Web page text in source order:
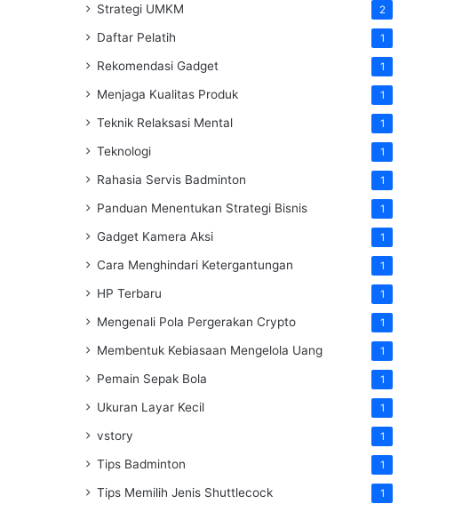
Strategi UMKM 2
Daftar Pelatih 1
Rekomendasi Gadget 1
Menjaga Kualitas Produk 1
Teknik Relaksasi Mental 1
Teknologi 1
Rahasia Servis Badminton 1
Panduan Menentukan Strategi Bisnis 1
Gadget Kamera Aksi 1
Cara Menghindari Ketergantungan 1
HP Terbaru 1
Mengenali Pola Pergerakan Crypto 1
Membentuk Kebiasaan Mengelola Uang 1
Pemain Sepak Bola 1
Ukuran Layar Kecil 1
vstory 1
Tips Badminton 1
Tips Memilih Jenis Shuttlecock 1